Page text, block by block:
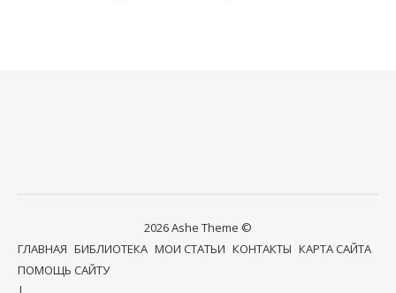
2026 Ashe Theme ©
ГЛАВНАЯ БИБЛИОТЕКА МОИ СТАТЬИ КОНТАКТЫ КАРТА САЙТА
ПОМОЩЬ САЙТУ